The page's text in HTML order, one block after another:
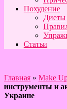
Похудение
Диеты
Статьи
Главная » Make
инструменты и
Украине